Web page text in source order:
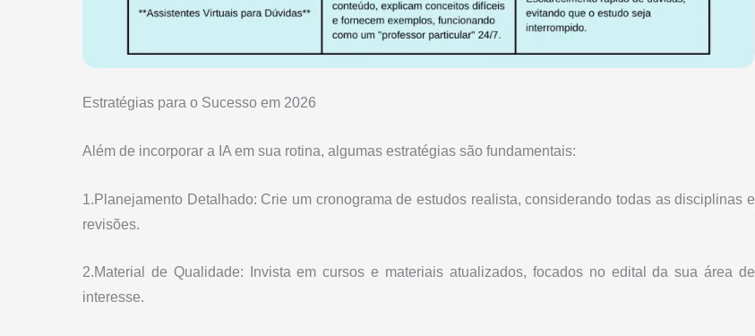
Estratégias para o Sucesso em 2026
Além de incorporar a IA em sua rotina, algumas estratégias são fundamentais:
1.Planejamento Detalhado: Crie um cronograma de estudos realista, considerando todas as disciplinas e
revisões.
2.Material de Qualidade: Invista em cursos e materiais atualizados, focados no edital da sua área de
interesse.